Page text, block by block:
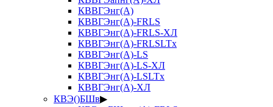
КВВГЭнг(А)
КВВГЭнг(А)-FRLS
КВВГЭнг(А)-FRLS-ХЛ
КВВГЭнг(А)-FRLSLTx
КВВГЭнг(А)-LS
КВВГЭнг(А)-LS-ХЛ
КВВГЭнг(А)-LSLTx
КВВГЭнг(А)-ХЛ
КВЭ()БШв▶